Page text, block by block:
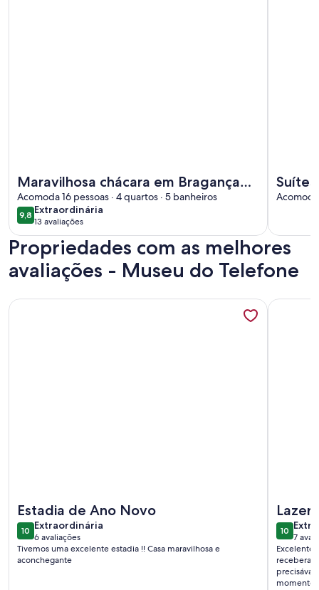
Maravilhosa chácara em Bragança
um refúgio próximo à São Paulo.
Acomoda 16 pessoas · 4 quartos · 5 banheiros
9,89,8 de 10
Extraordinária
extraordinária
13 avaliações
(13
avaliações)
Acomoda
Propriedades com as melhores
avaliações - Museu do Telefone
Estadia de Ano Novo
1010 de 10
Extraordinária
extraordinária
6 avaliações
(6
avaliações)
Tivemos uma excelente estadia !! Casa maravilhosa e
aconchegante
Mais informações sobre *****MARAVILHOSA CASA***** (Á
Lazer
1010 de 10
7
(7
Excelente
Mais